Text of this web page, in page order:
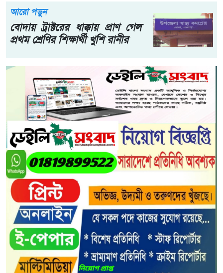
আরো পড়ুন
বোদায় ট্রাক্টরের ধাক্কায় প্রাণ গেল
প্রথম শ্রেণির শিক্ষার্থী খুশি রানীর